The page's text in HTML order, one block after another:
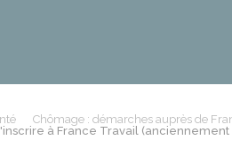
Chômage : démarches auprès de
à France Travail (anciennement